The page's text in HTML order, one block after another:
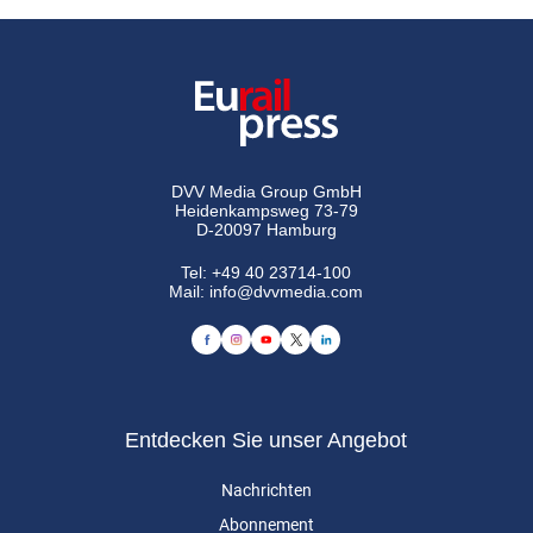
DVV Media Group GmbH
Heidenkampsweg 73-79
D-20097 Hamburg
Tel:+49 40 23714-100
Mail: info@dvvmedia.com
Entdecken Sie unser Angebot
Nachrichten
Abonnement